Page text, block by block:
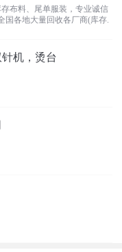
布料、尾单服装，专业诚信
国各地大量回收各厂商(库存.
机，烫台